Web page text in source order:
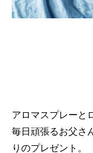
アロマスプレーと
毎日頑張るお父さ
りのプレゼント。